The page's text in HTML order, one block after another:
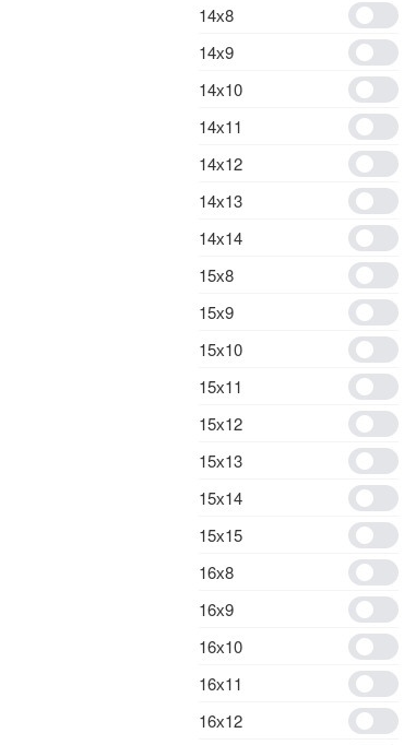
14х8
14х9
14х10
14х11
14х12
14х13
14х14
15х8
15х9
15х10
15х11
15х12
15х13
15х14
15х15
16х8
16х9
16х10
16х11
16х12